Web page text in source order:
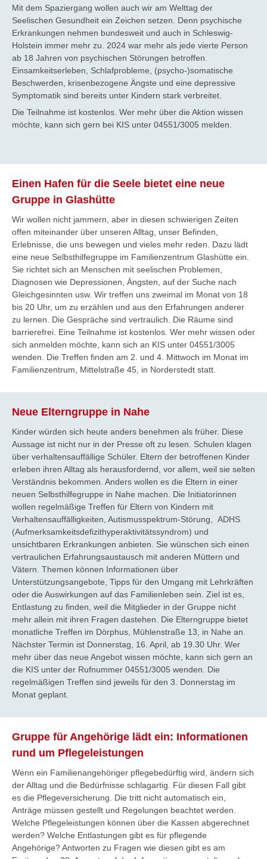
Mit dem Spaziergang wollen auch wir am Welttag der
Seelischen Gesundheit ein Zeichen setzen. Denn psychische
Erkrankungen nehmen bundesweit und auch in Schleswig-
Holstein immer mehr zu. 2024 war mehr als jede vierte Person
ab 18 Jahren von psychischen Störungen betroffen.
Einsamkeitserleben, Schlafprobleme, (psycho-)somatische
Beschwerden, krisenbezogene Ängste und eine depressive
Symptomatik sind bereits unter Kindern stark verbreitet.
Die Teilnahme ist kostenlos. Wer mehr über die Aktion wissen
möchte, kann sich gern bei KIS unter 04551/3005 melden.
Einen Hafen für die Seele bietet eine neue
Gruppe in Glashütte
Wir wollen nicht jammern, aber in diesen schwierigen Zeiten
offen miteinander über unseren Alltag, unser Befinden,
Erlebnisse, die uns bewegen und vieles mehr reden. Dazu lädt
eine neue Selbsthilfegruppe im Familienzentrum Glashütte ein.
Sie richtet sich an Menschen mit seelischen Problemen,
Diagnosen wie Depressionen, Ängsten, auf der Suche nach
Gleichgesinnten usw. Wir treffen uns zweimal im Monat von 18
bis 20 Uhr, um zu erzählen und aus den Erfahrungen anderer
zu lernen. Die Gespräche sind vertraulich. Die Räume sind
barrierefrei. Eine Teilnahme ist kostenlos. Wer mehr wissen oder
sich anmelden möchte, kann sich an KIS unter 04551/3005
wenden. Die Treffen finden am 2. und 4. Mittwoch im Monat im
Familienzentrum, Mittelstraße 45, in Norderstedt statt.
Neue Elterngruppe in Nahe
Kinder würden sich heute anders benehmen als früher. Diese
Aussage ist nicht nur in der Presse oft zu lesen. Schulen klagen
über verhaltensauffällige Schüler. Eltern der betroffenen Kinder
erleben ihren Alltag als herausfordernd, vor allem, weil sie selten
Verständnis bekommen. Anders wollen es die Eltern in einer
neuen Selbsthilfegruppe in Nahe machen. Die Initiatorinnen
wollen regelmäßige Treffen für Eltern von Kindern mit
Verhaltensauffälligkeiten, Autismusspektrum-Störung, ADHS
(Aufmerksamkeitsdefizithyperaktivitätssyndrom) und
unsichtbaren Erkrankungen anbieten. Sie wünschen sich einen
vertraulichen Erfahrungsaustausch mit anderen Müttern und
Vätern. Themen können Informationen über
Unterstützungsangebote, Tipps für den Umgang mit Lehrkräften
oder die Auswirkungen auf das Familienleben sein. Ziel ist es,
Entlastung zu finden, weil die Mitglieder in der Gruppe nicht
mehr allein mit ihren Fragen dastehen. Die Elterngruppe bietet
monatliche Treffen im Dörphus, Mühlenstraße 13, in Nahe an.
Nächster Termin ist Donnerstag, 16. April, ab 19.30 Uhr. Wer
mehr über das neue Angebot wissen möchte, kann sich gern an
die KIS unter der Rufnummer 04551/3005 wenden. Die
regelmäßigen Treffen sind jeweils für den 3. Donnerstag im
Monat geplant.
Gruppe für Angehörige lädt ein: Informationen
rund um Pflegeleistungen
Wenn ein Familienangehöriger pflegebedürftig wird, ändern sich
der Alltag und die Bedürfnisse schlagartig. Für diesen Fall gibt
es die Pflegeversicherung. Die tritt nicht automatisch ein,
Anträge müssen gestellt und Regelungen beachtet werden.
Welche Pflegeleistungen können über die Kassen abgerechnet
werden? Welche Entlastungen gibt es für pflegende
Angehörige? Antworten zu Fragen wie diesen gibt es am